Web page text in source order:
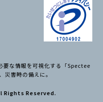
要な情報を可視化する「Spectee
災害時の備えに。
Rights Reserved.